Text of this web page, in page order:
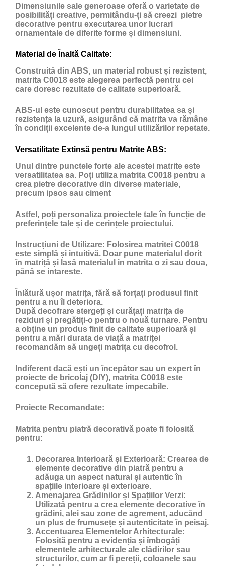
Dimensiunile sale generoase oferă o varietate de
posibilități creative, permitându-ți să creezi pietre
decorative pentru executarea unor lucrari
ornamentale de diferite forme și dimensiuni.
Material de Înaltă Calitate:
Construită din ABS, un material robust și rezistent,
matrita C0018 este alegerea perfectă pentru cei
care doresc rezultate de calitate superioară.
ABS-ul este cunoscut pentru durabilitatea sa și
rezistența la uzură, asigurând că matrita va rămâne
în condiții excelente de-a lungul utilizărilor repetate.
Versatilitate Extinsă pentru Matrite ABS:
Unul dintre punctele forte ale acestei matrite este
versatilitatea sa. Poți utiliza matrita C0018 pentru a
crea pietre decorative din diverse materiale,
precum ipsos sau ciment
Astfel, poți personaliza proiectele tale în funcție de
preferințele tale și de cerințele proiectului.
Instrucțiuni de Utilizare: Folosirea matritei C0018
este simplă și intuitivă. Doar pune materialul dorit
în matriță și lasă materialul in matrita o zi sau doua,
până se intareste.
Înlătură ușor matrița, fără să forțați produsul finit
pentru a nu îl deteriora.
După decofrare stergeți și curățați matrița de
reziduri și pregătiți-o pentru o nouă turnare. Pentru
a obține un produs finit de calitate superioară și
pentru a mări durata de viață a matriței
recomandăm să ungeți matrița cu decofrol .
Indiferent dacă ești un începător sau un expert în
proiecte de bricolaj (DIY), matrita C0018 este
concepută să ofere rezultate impecabile.
Proiecte Recomandate:
Matrita pentru piatră decorativă poate fi folosită
pentru:
Decorarea Interioară și Exterioară: Crearea de
elemente decorative din piatră pentru a
adăuga un aspect natural și autentic în
spațiile interioare și exterioare.
Amenajarea Grădinilor și Spațiilor Verzi:
Utilizată pentru a crea elemente decorative în
grădini, alei sau zone de agrement, aducând
un plus de frumusețe și autenticitate în peisaj.
Accentuarea Elementelor Arhitecturale:
Folosită pentru a evidenția și îmbogăți
elementele arhitecturale ale clădirilor sau
structurilor, cum ar fi pereții, coloanele sau